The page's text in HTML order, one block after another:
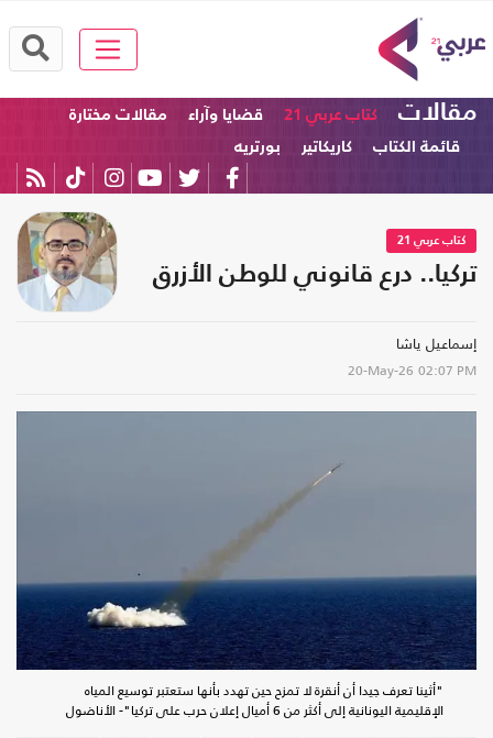
مقالات كتاب عربي 21 قضايا وآراء
مقالات مختارة
قائمة الكتاب
كاريكاتير بورتريه
كتاب عربي 21
تركيا.. درع قانوني للوطن الأزرق
إسماعيل ياشا
20-May-26 02:07 PM
"أثينا تعرف جيدا أن أنقرة لا تمزح حين تهدد بأنها ستعتبر توسيع المياه
الإقليمية اليونانية إلى أكثر من 6 أميال إعلان حرب على تركيا"- الأناضول